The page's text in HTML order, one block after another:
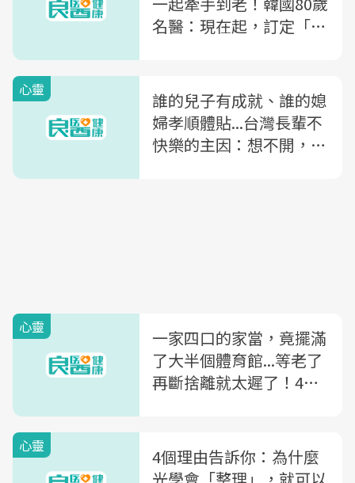
名醫：現在起，訂定「不
心靈
誰的兒子有成就、誰的媳
婦孝順體貼...台灣長輩不
快樂的主因：想不開，放
心靈
一家四口的家當，竟擺滿
了大半個體育館...等老了
再斷捨離就太遲了！4方
心靈
4個理由告訴你：為什麼